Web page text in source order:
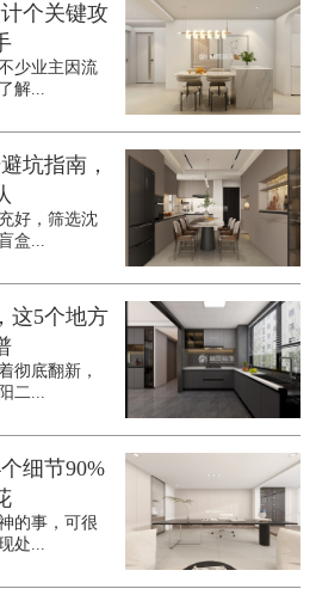
个关键攻
少业主因流
解...
坑指南，
好，筛选沈
盒...
这5个地方
彻底翻新，
二...
细节90%
的事，可很
处...